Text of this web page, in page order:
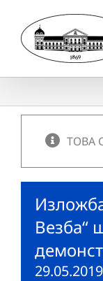
content
ТОВА
Везба“